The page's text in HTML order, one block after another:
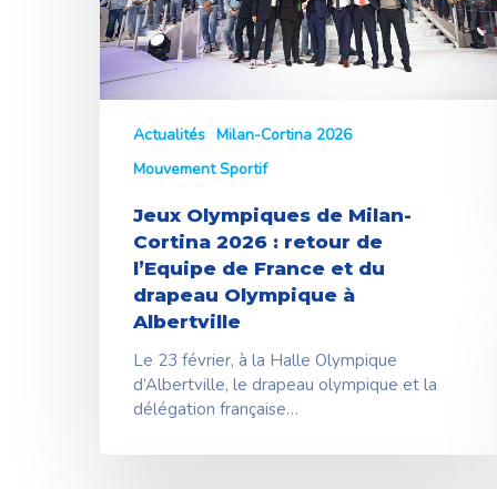
retour
de
l’Equipe
de
Olympique
Albertville
Actualités Milan-Cortina 2026
Mouvement Sportif
Jeux Olympiques de Milan-
Cortina 2026 : retour de
l’Equipe de France et du
drapeau Olympique à
Albertville
Le 23 février, à la Halle Olympique
d’Albertville, le drapeau olympique et la
délégation française…